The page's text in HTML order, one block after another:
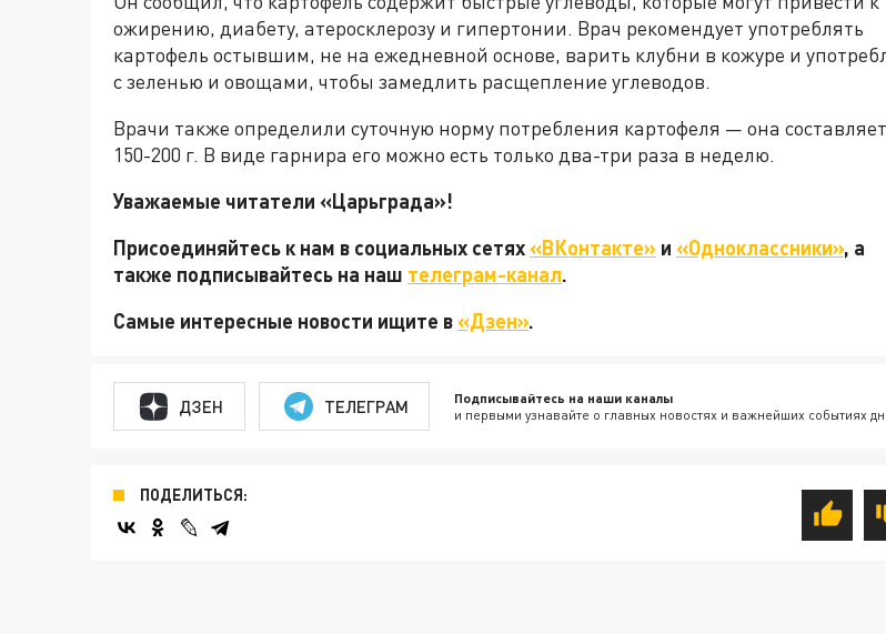
ожирению, диабету, атеросклерозу и гипертонии. Врач рекомендует употреблять
картофель остывшим, не на ежедневной основе, варить клубни в кожуре и
с зеленью и овощами, чтобы замедлить расщепление углеводов.
Врачи также определили суточную норму потребления картофеля — она составляет
150-200 г. В виде гарнира его можно есть только два-три раза в неделю.
Уважаемые читатели «Царьграда»!
Присоединяйтесь к нам в социальных сетях«ВКонтакте» и «Одноклассники», а
также подписывайтесь на наш телеграм-канал.
Самые интересные новости ищите в«Дзен».
ДЗЕН ТЕЛЕГРАМ Подписывайтесь на наши каналы
и первыми узнавайте о главных новостях и важнейших событиях
ПОДЕЛИТЬСЯ: